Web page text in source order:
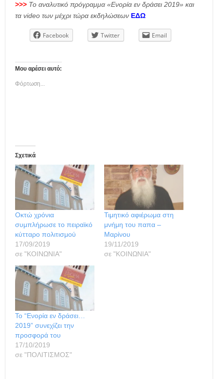
>>> Το αναλυτικό πρόγραμμα «Ενορία εν δράσει 2019» και
τα video των μέχρι τώρα εκδηλώσεων ΕΔΩ
Facebook Twitter Email
Μου αρέσει αυτό:
Φόρτωση...
Σχετικά
Οκτώ χρόνια
συμπλήρωσε το πειραϊκό
κύτταρο πολιτισμού
17/09/2019
σε "ΚΟΙΝΩΝΙΑ"
Τιμητικό αφιέρωμα στη
μνήμη του παπα –
Μαρίνου
19/11/2019
σε "ΚΟΙΝΩΝΙΑ"
Το “Ενορία εν δράσει…
2019” συνεχίζει την
προσφορά του
17/10/2019
σε "ΠΟΛΙΤΙΣΜΟΣ"